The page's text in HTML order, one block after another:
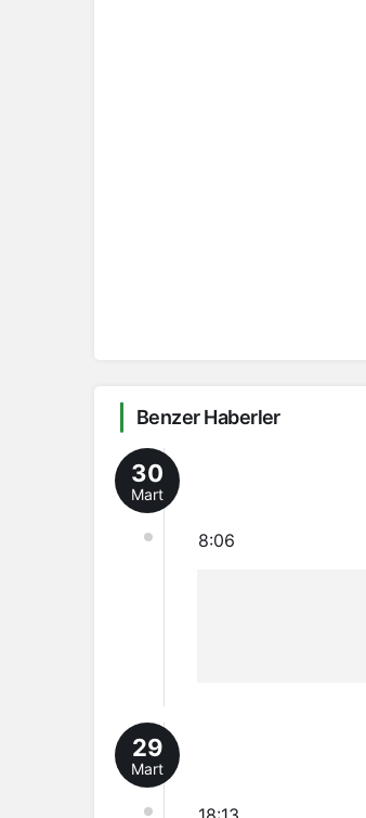
Benzer Haberler
30
Mart
8:06
29
Mart